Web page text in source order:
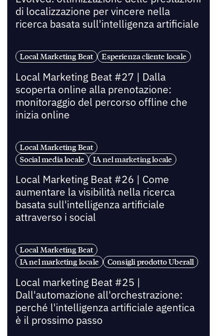
di localizzazione per vincere nella
ricerca basata sull'intelligenza artificiale
Local Marketing Beat Esperienza cliente locale
Local Marketing Beat #27 | Dalla
scoperta online alla prenotazione:
monitoraggio del percorso offline che
inizia online
Local Marketing Beat
Social media locale
IA nel marketing locale
Local Marketing Beat #26 | Come
aumentare la visibilità nella ricerca
basata sull'intelligenza artificiale
attraverso i social
Local Marketing Beat
IA nel marketing locale
Consigli prodotto Uberall
Local marketing Beat #25 |
Dall'automazione all'orchestrazione:
perché l'intelligenza artificiale agentica
è il prossimo passo